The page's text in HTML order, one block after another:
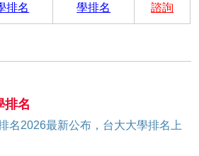
排名
學排名
諮詢
排名
名2026最新公布，台大大學排名上